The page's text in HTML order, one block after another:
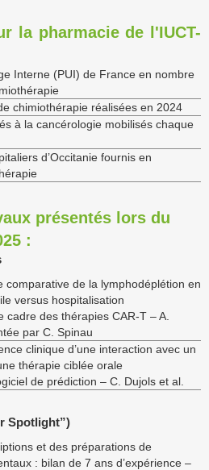
la pharmacie de l'IUCT-
Interne (PUI) de France en nombre
chimiothérapie réalisées en 2024
à la cancérologie mobilisés chaque
d’Occitanie fournis en
présentés lors du
:
comparative de la lymphodéplétion en
versus hospitalisation
cadre des thérapies CAR-T – A.
par C. Spinau
clinique d’une interaction avec un
thérapie ciblée orale
de prédiction – C. Dujols et al.
Spotlight”)
et des préparations de
: bilan de 7 ans d’expérience –